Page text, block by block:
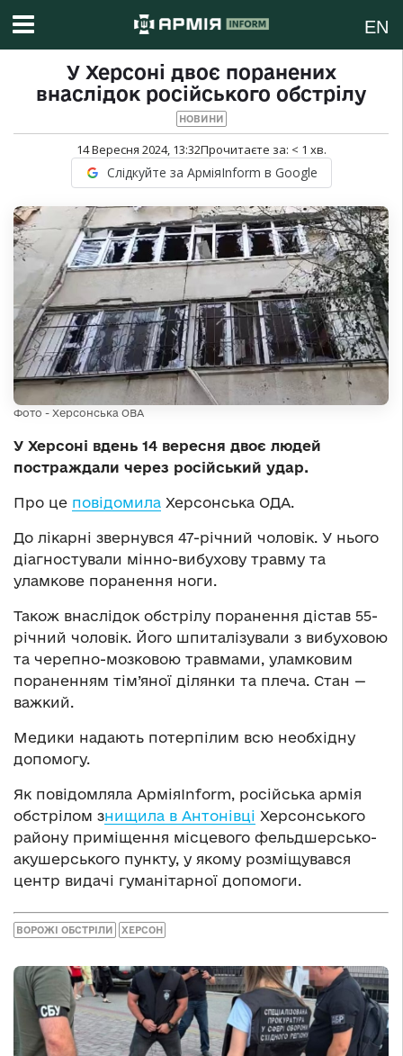
EN
У Херсоні двоє поранених
внаслідок російського обстрілу
НОВИНИ
14 Вересня 2024, 13:32Прочитаєте за: < 1 хв.
Слідкуйте за АрміяInform в Google
Фото - Херсонська ОВА
У Херсоні вдень 14 вересня двоє людей
постраждали через російський удар.
Про це повідомила Херсонська ОДА.
До лікарні звернувся 47-річний чоловік. У нього
діагностували мінно-вибухову травму та
уламкове поранення ноги.
Також внаслідок обстрілу поранення дістав 55-
річний чоловік. Його шпиталізували з вибуховою
та черепно-мозковою травмами, уламковим
пораненням тім’яної ділянки та плеча. Стан —
важкий.
Медики надають потерпілим всю необхідну
допомогу.
Як повідомляла АрміяInform, російська армія
обстрілом знищила в Антонівці Херсонського
району приміщення місцевого фельдшерсько-
акушерського пункту, у якому розміщувався
центр видачі гуманітарної допомоги.
ВОРОЖІ ОБСТРІЛИ ХЕРСОН